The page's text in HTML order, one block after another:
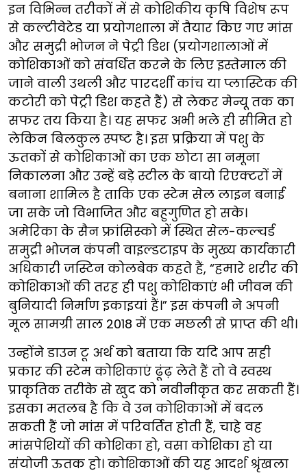
इन विभिन्न तरीकों में से कोशिकीय कृषि विशेष रूप
से कल्टीवेटेड या प्रयोगशाला में तैयार किए गए मांस
और समुद्री भोजन ने पेट्री डिश (प्रयोगशालाओं में
कोशिकाओं को संवर्धित करने के लिए इस्तेमाल की
जाने वाली उथली और पारदर्शी कांच या प्लास्टिक की
कटोरी को पेट्री डिश कहते हैं) से लेकर मेन्यू तक का
सफर तय किया है। यह सफर अभी भले ही सीमित हो
लेकिन बिलकुल स्पष्ट है। इस प्रक्रिया में पशु के
ऊतकों से कोशिकाओं का एक छोटा सा नमूना
निकालना और उन्हें बड़े स्टील के बायो रिएक्टरों में
बनाना शामिल है ताकि एक स्टेम सेल लाइन बनाई
जा सके जो विभाजित और बहुगुणित हो सके।
अमेरिका के सैन फ्रांसिस्को में स्थित सेल-कल्चर्ड
समुद्री भोजन कंपनी वाइल्डटाइप के मुख्य कार्यकारी
अधिकारी जस्टिन कोलबेक कहते हैं, “हमारे शरीर की
कोशिकाओं की तरह ही पशु कोशिकाएं भी जीवन की
बुनियादी निर्माण इकाइयां हैं।” इस कंपनी ने अपनी
मूल सामग्री साल 2018 में एक मछली से प्राप्त की थी।
उन्होंने डाउन टू अर्थ को बताया कि यदि आप सही
प्रकार की स्टेम कोशिकाएं ढूंढ़ लेते हैं तो वे स्वस्थ
प्राकृतिक तरीके से खुद को नवीनीकृत कर सकती हैं।
इसका मतलब है कि वे उन कोशिकाओं में बदल
सकती हैं जो मांस में परिवर्तित होती हैं, चाहे वह
मांसपेशियों की कोशिका हो, वसा कोशिका हो या
संयोजी ऊतक हो। कोशिकाओं की यह आदर्श श्रृंखला